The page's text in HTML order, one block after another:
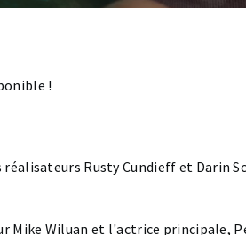
!
Rusty Cundieff et Darin
Mike Wiluan et l'actrice principale,